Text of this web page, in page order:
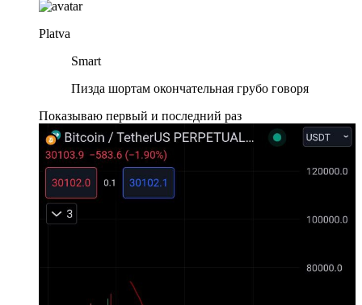
Platva
Smart
Пизда шортам окончательная грубо говоря
Показываю первый и последний раз